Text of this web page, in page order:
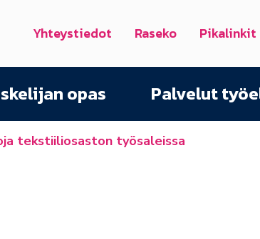
Yhteystiedot Raseko
opas Palvelut
tekstiiliosaston työsaleissa